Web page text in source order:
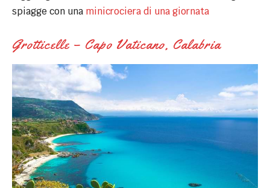
spiagge con una minicrociera di una giornata
Grotticelle – Capo Vaticano, Calabria